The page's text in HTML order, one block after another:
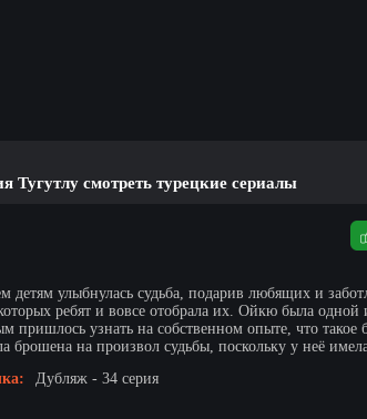
Тугутлу смотреть турецкие сериалы
детям улыбнулась судьба, подарив любящих и
ребят и вовсе отобрала их. Ойкю была одной
пришлось узнать на собственном опыте, что такое
брошена на произвол судьбы, поскольку у неё
Дубляж - 34 серия